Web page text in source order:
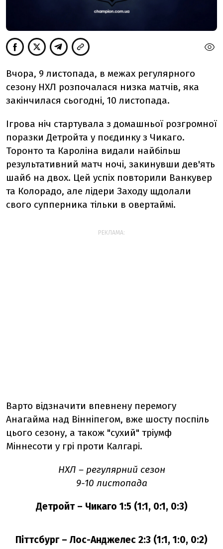
Вчора, 9 листопада, в межах регулярного
сезону НХЛ розпочалася низка матчів, яка
закінчилася сьогодні, 10 листопада.
Ігрова ніч стартувала з домашньої розгромної
поразки Детройта у поєдинку з Чикаго.
Торонто та Кароліна видали найбільш
результативний матч ночі, закинувши дев'ять
шайб на двох. Цей успіх повторили Ванкувер
та Колорадо, але лідери Заходу щдолали
свого супперника тільки в овертаймі.
РЕКЛАМА:
Варто відзначити впевнену перемогу
Анагайма над Вінніпегом, вже шосту поспіль
цього сезону, а також "сухий" тріумф
Міннесоти у грі проти Калгарі.
НХЛ – регулярний сезон
9-10 листопада
Детройт – Чикаго 1:5 (1:1, 0:1, 0:3)
Піттсбург – Лос-Анджелес 2:3 (1:1, 1:0, 0:2)